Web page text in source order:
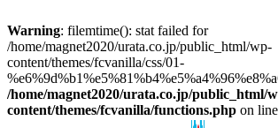
Warning: filemtime(): stat failed for
/home/magnet2020/urata.co.jp/public_html/wp-
content/themes/fcvanilla/css/01-
/home/magnet2020/urata.co.jp/public_html/
content/themes/fcvanilla/functions.php on line